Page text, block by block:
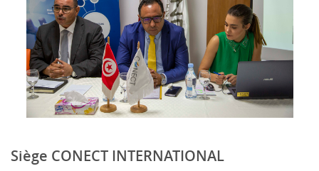
Siège CONECT INTERNATIONAL